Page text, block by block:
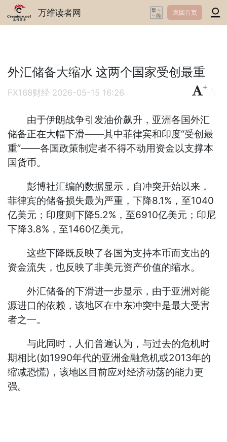
万维读者网 返回首页
外汇储备大缩水 这两个国家受创最重
FX168财经 2026-05-15 16:26
+
由于伊朗战争引发油价飙升，亚洲各国外汇
储备正在大幅下滑——其中菲律宾和印度“受创最
重”——各国政策制定者不得不动用资金以支撑本
国货币。
彭博社汇编的数据显示，自冲突开始以来，
菲律宾的储备损失最为严重，下降8.1%，至1040
亿美元；印度则下降5.2%，至6910亿美元；印尼
下降3.8%，至1460亿美元。
这些下降既反映了各国为支持本币而支出的
资金流失，也反映了非美元资产价值的缩水。
外汇储备的下滑进一步显示，由于亚洲对能
源进口的依赖，该地区在中东冲突中是最大受害
者之一。
与此同时，人们普遍认为，与过去的危机时
期相比(如1990年代的亚洲金融危机或2013年的
缩减恐慌)，该地区目前应对经济动荡的能力更
强。